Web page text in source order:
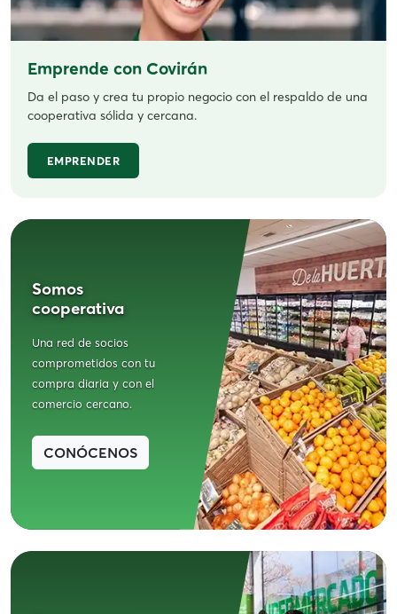
Emprende con Covirán
Da el paso y crea tu propio negocio con el respaldo de una
cooperativa sólida y cercana.
EMPRENDER
Somos
cooperativa
Una red de socios
comprometidos con tu
compra diaria y con el
comercio cercano.
CONÓCENOS